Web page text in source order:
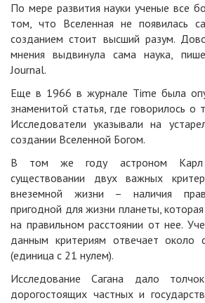
По мере развития науки ученые все
том, что Вселенная не появилась
созданием стоит высший разум.
мнения выдвинула сама наука,
Journal.
Еще в 1966 в журнале Time была
знаменитой статья, где говорилось о
Исследователи указывали на
создании Вселенной Богом.
В том же году астроном Карл
существовании двух важных
внеземной жизни – наличия
пригодной для жизни планеты,
на правильном расстоянии от нее.
данным критериям отвечает около
(единица с 21 нулем).
Исследование Сагана дало
дорогостоящих частных и